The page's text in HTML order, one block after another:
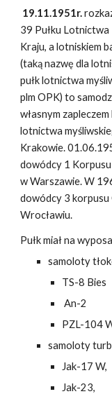
19.11.1951r.
39 Pułku
Kraju, a lotniskiem
(taką nazwę dla
pułk lotnictwa
plm OPK) to
własnym
lotnictwa
Krakowie.
dowódcy 1
w Warszawie. W
dowódcy 3
Wrocławiu.
Pułk miał na
samoloty
TS-8 Bies
An-2
PZL-104
samoloty
Jak-17 W,
Jak-23,